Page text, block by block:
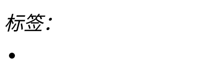
标签：